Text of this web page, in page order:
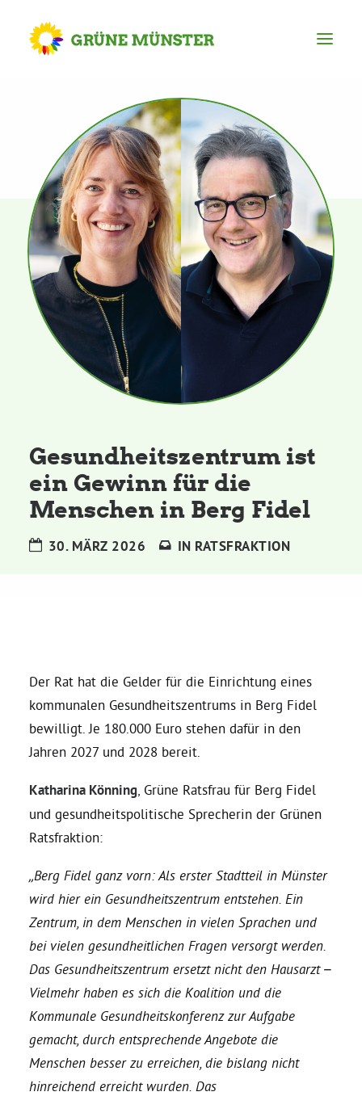
Partei
Kreisvorstand
Kreisgeschäftsstelle
Mitgliederversammlung
Ortsverbände
Kommissionen
Grünes Zentrum
Personen
Sylvia Rietenberg, MdB
Robin Korte, MdL
Delegierte
Grüne im Rathaus
Ratsfraktion
Ratsmitglieder 2025 – 2030
Ratsanträge
Fraktionsgeschäftsstelle
Gesundheitszentrum ist
ein Gewinn für die
Menschen in Berg Fidel
30. MÄRZ 2026 IN RATSFRAKTION
Der Rat hat die Gelder für die Einrichtung eines
kommunalen Gesundheitszentrums in Berg Fidel
bewilligt. Je 180.000 Euro stehen dafür in den
Jahren 2027 und 2028 bereit.
Katharina Könning , Grüne Ratsfrau für Berg Fidel
und gesundheitspolitische Sprecherin der Grünen
Ratsfraktion:
„Berg Fidel ganz vorn: Als erster Stadtteil in Münster
wird hier ein Gesundheitszentrum entstehen. Ein
Zentrum, in dem Menschen in vielen Sprachen und
bei vielen gesundheitlichen Fragen versorgt werden.
Das Gesundheitszentrum ersetzt nicht den Hausarzt –
Vielmehr haben es sich die Koalition und die
Kommunale Gesundheitskonferenz zur Aufgabe
gemacht, durch entsprechende Angebote die
Menschen besser zu erreichen, die bislang nicht
hinreichend erreicht wurden. Das